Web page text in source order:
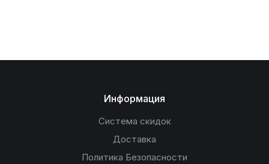
Информация
Система скидок
Доставка
Политика Безопасности